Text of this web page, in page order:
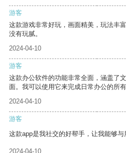
游客
这款游戏非常好玩，画面精美，玩法丰
没有玩腻。
2024-04-10
游客
这款办公软件的功能非常全面，涵盖了
面。我可以使用它来完成日常办公的所
2024-04-10
游客
这款app是我社交的好帮手，让我能够与
2024-04-10